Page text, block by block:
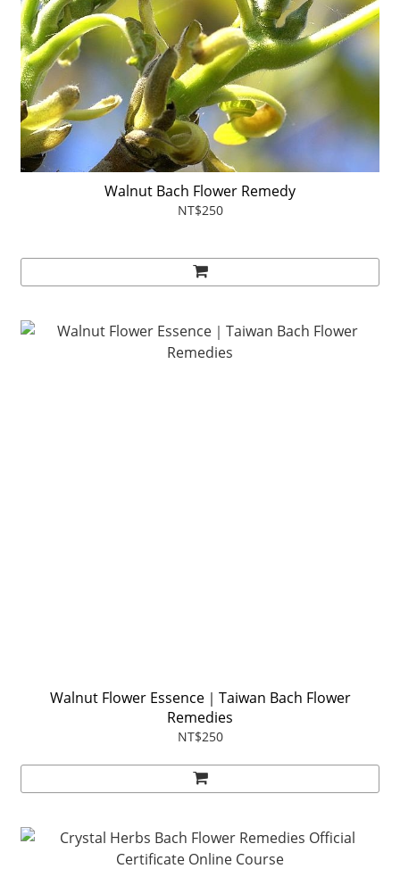
Walnut Bach Flower Remedy
NT$250
Walnut Flower Essence｜Taiwan Bach Flower
Remedies
NT$250